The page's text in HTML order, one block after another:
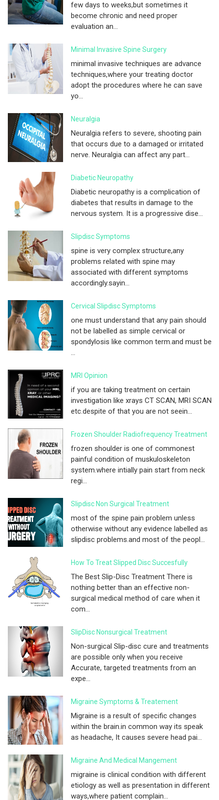
few days to weeks,but sometimes it
become chronic and need proper
evaluation an...
Minimal Invasive Spine Surgery
minimal invasive techniques are advance
techniques,where your treating doctor
adopt the procedures where he can save
yo...
Neuralgia
Neuralgia refers to severe, shooting pain
that occurs due to a damaged or irritated
nerve. Neuralgia can affect any part...
Diabetic Neuropathy
Diabetic neuropathy is a complication of
diabetes that results in damage to the
nervous system. It is a progressive dise...
Slipdisc Symptoms
spine is very complex structure,any
problems related with spine may
associated with different symptoms
accordingly.sayin...
Cervical Slipdisc Symptoms
one must understand that any pain should
not be labelled as simple cervical or
spondylosis like common term.and must be
...
MRI Opinion
if you are taking treatment on certain
investigation like xrays CT SCAN, MRI SCAN
etc.despite of that you are not seein...
Frozen Shoulder Radiofrequency Treatment
frozen shoulder is one of commonest
painful condition of muskuloskeleton
system.where intially pain start from neck
regi...
Slipdisc Non Surgical Treatment
most of the spine pain problem unless
otherwise without any evidence labelled as
slipdisc problems.and most of the peopl...
How To Treat Slipped Disc Succesfully
The Best Slip-Disc Treatment There is
nothing better than an effective non-
surgical medical method of care when it
com...
SlipDisc Nonsurgical Treatment
Non-surgical Slip-disc cure and treatments
are possible only when you receive
Accurate, targeted treatments from an
expe...
Migraine Symptoms & Treatement
Migraine is a result of specific changes
within the brain.in common way its speak
as headache, It causes severe head pai...
Migraine And Medical Mangement
migraine is clinical condition with different
etiology as well as presentation in different
ways,where patient complain...